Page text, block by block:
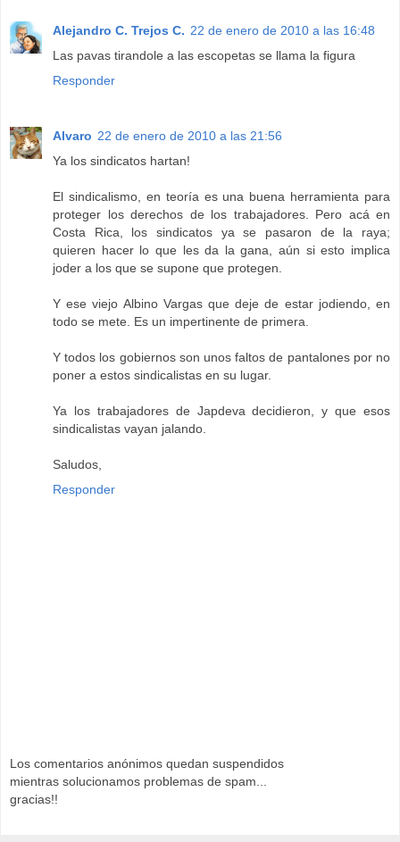
Alejandro C. Trejos C. 22 de enero de 2010 a las 16:48
Las pavas tirandole a las escopetas se llama la figura
Responder
Alvaro 22 de enero de 2010 a las 21:56
Ya los sindicatos hartan!
El sindicalismo, en teoría es una buena herramienta para
proteger los derechos de los trabajadores. Pero acá en
Costa Rica, los sindicatos ya se pasaron de la raya;
quieren hacer lo que les da la gana, aún si esto implica
joder a los que se supone que protegen.
Y ese viejo Albino Vargas que deje de estar jodiendo, en
todo se mete. Es un impertinente de primera.
Y todos los gobiernos son unos faltos de pantalones por no
poner a estos sindicalistas en su lugar.
Ya los trabajadores de Japdeva decidieron, y que esos
sindicalistas vayan jalando.
Saludos,
Responder
Los comentarios anónimos quedan suspendidos
mientras solucionamos problemas de spam...
gracias!!